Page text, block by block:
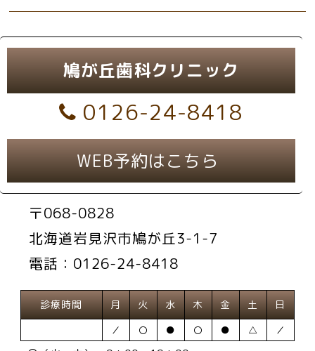
鳩が丘歯科クリニック
0126-24-8418
WEB予約はこちら
〒068-0828
北海道岩見沢市鳩が丘3-1-7
電話：0126-24-8418
診療時間 月 火 水 木 金 土 日
／ 〇 ● 〇 ● △ ／